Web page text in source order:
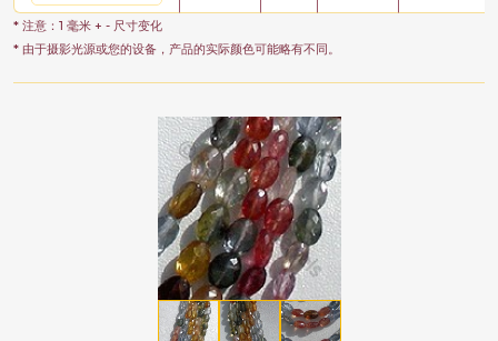
* 注意：1 毫米 + - 尺寸变化
* 由于摄影光源或您的设备，产品的实际颜色可能略有不同。